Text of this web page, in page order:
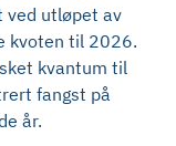
ved utløpet av
kvoten til 2026.
kvantum til
fangst på
år.